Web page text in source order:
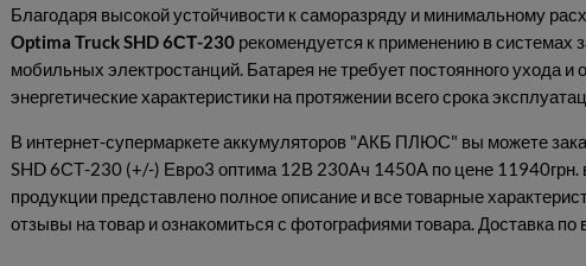
Благодаря высокой устойчивости к саморазряду и минимальному
Optima Truck SHD 6СТ-230 рекомендуется к применению в системах
мобильных электростанций. Батарея не требует постоянного ухода и
энергетические характеристики на протяжении всего срока
В интернет-супермаркете аккумуляторов "АКБ ПЛЮС" вы можете
SHD 6СТ-230 (+/-) Евро3 оптима 12В 230Ач 1450А по цене 11940грн.
продукции представлено полное описание и все товарные
отзывы на товар и ознакомиться с фотографиями товара. Доставка